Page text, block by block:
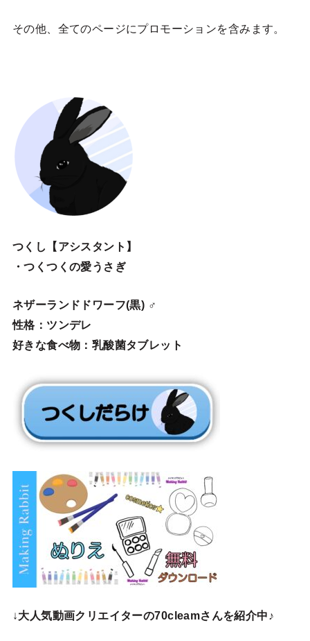
その他、全てのページにプロモーションを含みます。
つくし【アシスタント】
・つくつくの愛うさぎ
ネザーランドドワーフ(黒) ♂
性格：ツンデレ
好きな食べ物：乳酸菌タブレット
↓大人気動画クリエイターの70cleamさんを紹介中♪